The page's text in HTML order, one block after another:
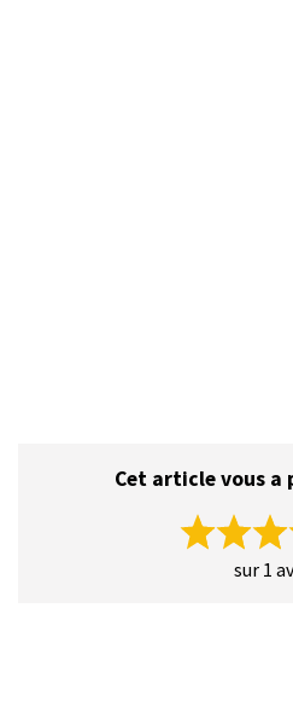
Cet article vous a
sur 1